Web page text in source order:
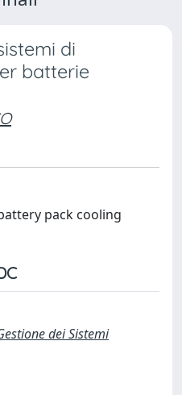
di
batterie
pack cooling
dei Sistemi